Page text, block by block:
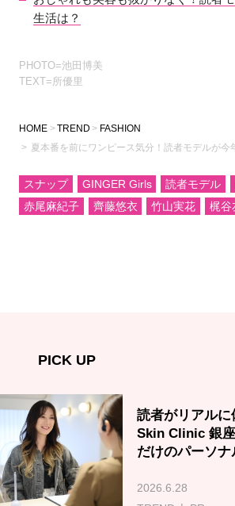
生活は？
PHOTO=池田博美
TEXT=所優里
HOME TREND
FASHION
夏本番を前にワンピース気分！読者モデルが今
スナップ GINGER Girls 読者モデル
赤尾麻紀子
齊藤悠衣 竹山実花 梶谷
PICK UP
読者がリアル
Skin Clinic 銀
だけのパーソ
2026.6.28